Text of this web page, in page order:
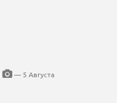
— 5 Августа